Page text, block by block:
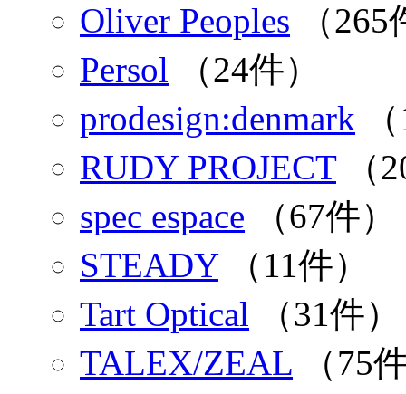
Oliver Peoples （265
Persol （24件）
prodesign:denmark
RUDY PROJECT（
spec espace （67件）
STEADY（11件）
Tart Optical （31件）
TALEX/ZEAL （75